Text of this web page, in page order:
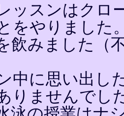
ッスンはクロ
をやりました
飲みました（
中に思い出し
りませんでし